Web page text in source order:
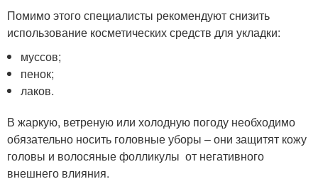
Помимо этого специалисты рекомендуют снизить
использование косметических средств для укладки:
муссов;
пенок;
лаков.
В жаркую, ветреную или холодную погоду необходимо
обязательно носить головные уборы – они защитят кожу
головы и волосяные фолликулы от негативного
внешнего влияния.